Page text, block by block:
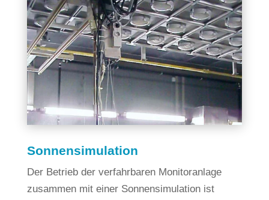
Sonnensimulation
Der Betrieb der verfahrbaren Monitoranlage
zusammen mit einer Sonnensimulation ist